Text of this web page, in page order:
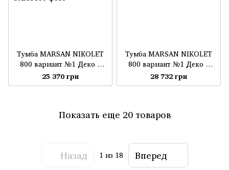
Тумба MARSAN NIKOLET
800 вариант №1 Деко 4
умывальник акриловый
камень (матовый)
25 370 грн
Тумба MARSAN NIKOLET
800 вариант №1 Деко 4
стеклянный умывальник
28 732 грн
Показать еще 20 товаров
Назад 1 из 18 Вперед